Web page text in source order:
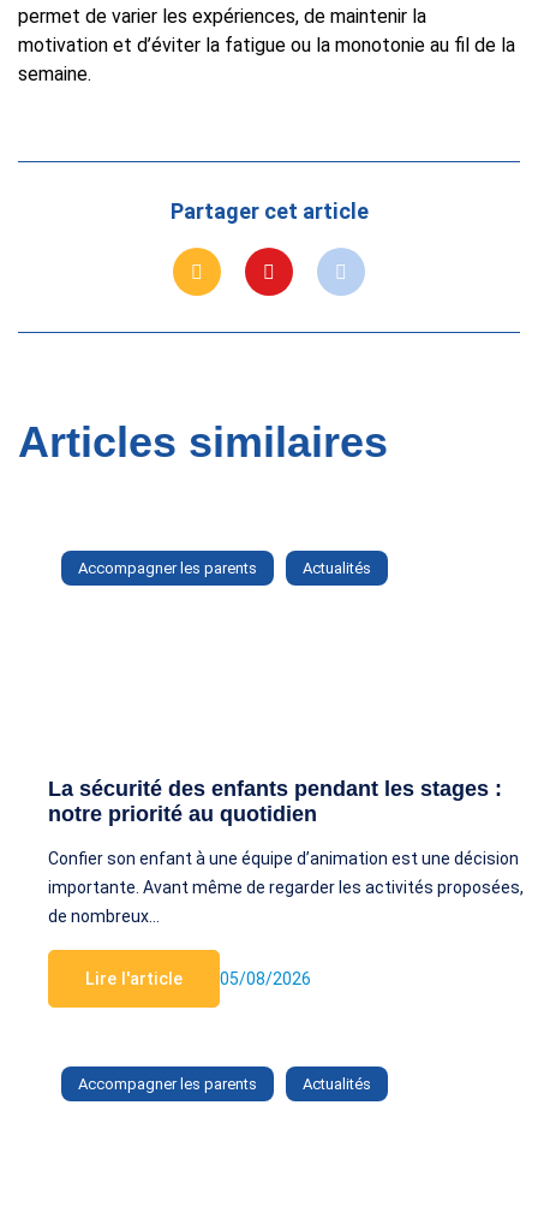
permet de varier les expériences, de maintenir la
motivation et d’éviter la fatigue ou la monotonie au fil de la
semaine.
Partager cet article
Articles similaires
Accompagner les parents Actualités
La sécurité des enfants pendant les stages :
notre priorité au quotidien
Confier son enfant à une équipe d’animation est une décision
importante. Avant même de regarder les activités proposées,
de nombreux…
Lire l'article 05/08/2026
Accompagner les parents Actualités